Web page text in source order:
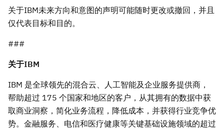
关于IBM未来方向和意图的声明可能随时更改或撤回，并且
仅代表目标和目的。
###
关于IBM
IBM 是全球领先的混合云、人工智能及企业服务提供商，
帮助超过 175 个国家和地区的客户，从其拥有的数据中获
取商业洞察，简化业务流程，降低成本，并获得行业竞争优
势。金融服务、电信和医疗健康等关键基础设施领域的超过